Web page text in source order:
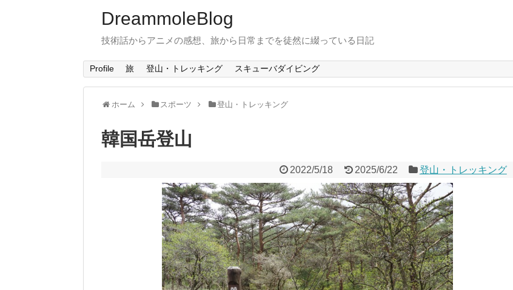
DreammoleBlog
技術話からアニメの感想、旅から日常までを徒然に綴っている日記
Profile 旅 登山・トレッキング スキューバダイビング
ホーム スポーツ 登山・トレッキング
韓国岳登山
2022/5/18 2025/6/22 登山・トレッキング